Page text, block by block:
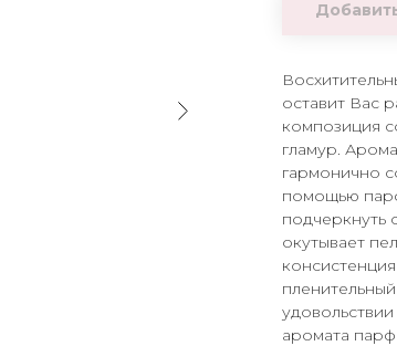
оставит Вас
композиция
гламур.
гармонично
помощью
подчеркнуть
окутывает
аромата